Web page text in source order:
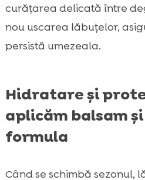
curățarea delicată între
nou uscarea lăbuțelor,
persistă umezeala.
Hidratare și
aplicăm balsam
formula
Când se schimbă sezonul,